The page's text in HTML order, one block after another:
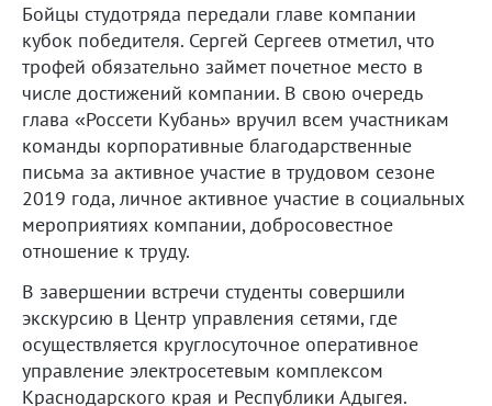
Бойцы студотряда передали главе компании
кубок победителя. Сергей Сергеев отметил, что
трофей обязательно займет почетное место в
числе достижений компании. В свою очередь
глава «Россети Кубань» вручил всем участникам
команды корпоративные благодарственные
письма за активное участие в трудовом сезоне
2019 года, личное активное участие в социальных
мероприятиях компании, добросовестное
отношение к труду.
В завершении встречи студенты совершили
экскурсию в Центр управления сетями, где
осуществляется круглосуточное оперативное
управление электросетевым комплексом
Краснодарского края и Республики Адыгея.